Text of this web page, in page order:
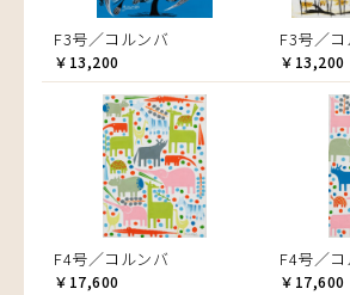
F3号／コルンバ
￥13,200
F3号／
￥13,200
F4号／コルンバ
￥17,600
F4号／
￥17,600